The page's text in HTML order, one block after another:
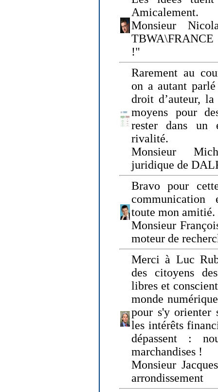
Amicalement.
Monsieur
TBWA\FRANCE
!"
Rarement au
on a autant
droit d’auteur,
moyens pour
rester dans un
rivalité.
Monsieur
juridique de
Bravo pour
communication
toute mon amitié.
Monsieur
moteur de
Merci à Luc
des citoyens
libres et
monde
pour s'y orienter
les intérêts
dépassent :
marchandises !
Monsieur
arrondissement